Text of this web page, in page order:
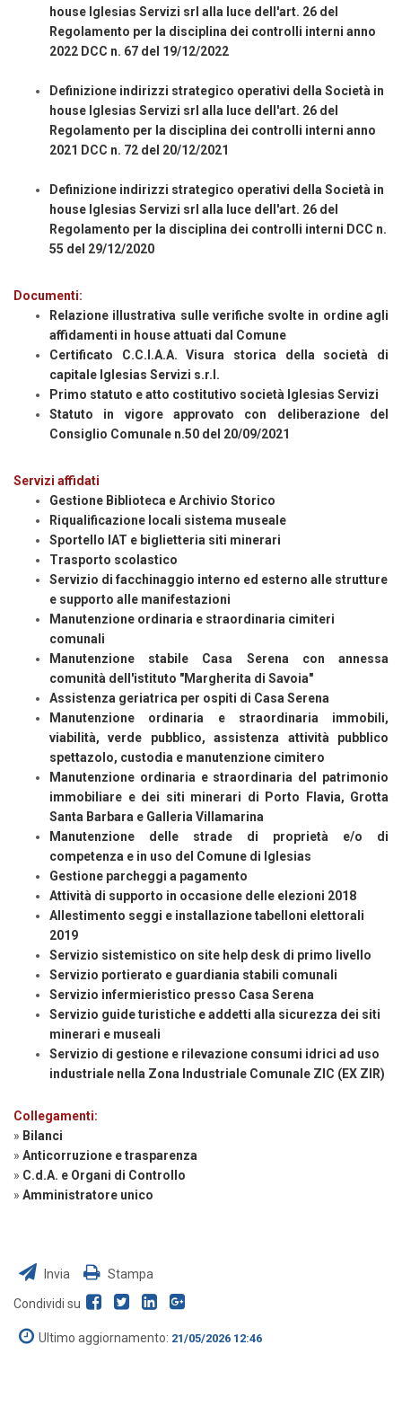
house Iglesias Servizi srl alla luce dell'art. 26 del
Regolamento per la disciplina dei controlli interni anno
2022 DCC n. 67 del 19/12/2022
Definizione indirizzi strategico operativi della Società in
house Iglesias Servizi srl alla luce dell'art. 26 del
Regolamento per la disciplina dei controlli interni anno
2021 DCC n. 72 del 20/12/2021
Definizione indirizzi strategico operativi della Società in
house Iglesias Servizi srl alla luce dell'art. 26 del
Regolamento per la disciplina dei controlli interni DCC n.
55 del 29/12/2020
Documenti:
Relazione illustrativa sulle verifiche svolte in ordine agli
affidamenti in house attuati dal Comune
Certificato C.C.I.A.A. Visura storica della società di
capitale Iglesias Servizi s.r.l.
Primo statuto e atto costitutivo società Iglesias Servizi
Statuto in vigore approvato con deliberazione del
Consiglio Comunale n.50 del 20/09/2021
Servizi affidati
Gestione Biblioteca e Archivio Storico
Riqualificazione locali sistema museale
Sportello IAT e biglietteria siti minerari
Trasporto scolastico
Servizio di facchinaggio interno ed esterno alle strutture
e supporto alle manifestazioni
Manutenzione ordinaria e straordinaria cimiteri
comunali
Manutenzione stabile Casa Serena con annessa
comunità dell'istituto "Margherita di Savoia"
Assistenza geriatrica per ospiti di Casa Serena
Manutenzione ordinaria e straordinaria immobili,
viabilità, verde pubblico, assistenza attività pubblico
spettazolo, custodia e manutenzione cimitero
Manutenzione ordinaria e straordinaria del patrimonio
immobiliare e dei siti minerari di Porto Flavia, Grotta
Santa Barbara e Galleria Villamarina
Manutenzione delle strade di proprietà e/o di
competenza e in uso del Comune di Iglesias
Gestione parcheggi a pagamento
Attività di supporto in occasione delle elezioni 2018
Allestimento seggi e installazione tabelloni elettorali
2019
Servizio sistemistico on site help desk di primo livello
Servizio portierato e guardiania stabili comunali
Servizio infermieristico presso Casa Serena
Servizio guide turistiche e addetti alla sicurezza dei siti
minerari e museali
Servizio di gestione e rilevazione consumi idrici ad uso
industriale nella Zona Industriale Comunale ZIC (EX ZIR)
Collegamenti:
» Bilanci
» Anticorruzione e trasparenza
» C.d.A. e Organi di Controllo
» Amministratore unico
Invia Stampa
Condividi su
Ultimo aggiornamento: 21/05/2026 12:46